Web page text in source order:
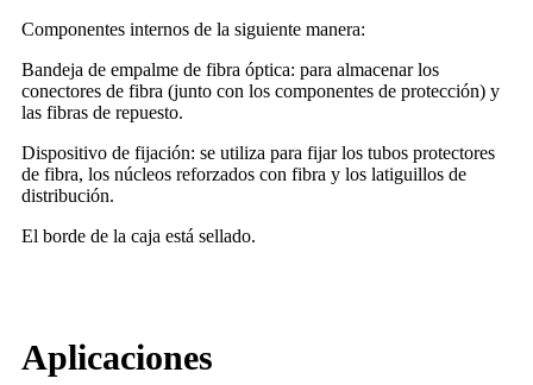
Componentes internos de la siguiente manera:
Bandeja de empalme de fibra óptica: para almacenar los
conectores de fibra (junto con los componentes de protección) y
las fibras de repuesto.
Dispositivo de fijación: se utiliza para fijar los tubos protectores
de fibra, los núcleos reforzados con fibra y los latiguillos de
distribución.
El borde de la caja está sellado.
Aplicaciones